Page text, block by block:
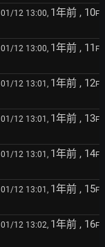
01/12 13:00, 1年前 , 10F
01/12 13:00, 1年前 , 11 F
01/12 13:01, 1年前 , 12F
01/12 13:01, 1年前 , 13F
01/12 13:01, 1年前 , 14F
01/12 13:01, 1年前 , 15F
01/12 13:02, 1年前 , 16F